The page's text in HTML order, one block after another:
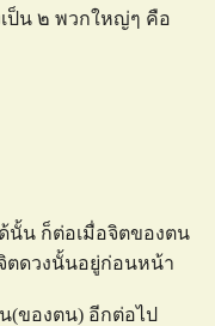
ป็น ๒ พวกใหญ่ๆ คือ
นั้น ก็ต่อเมื่อจิตของตน
ตดวงนั้นอยู่ก่อนหน้า
ของตน) อีกต่อไป